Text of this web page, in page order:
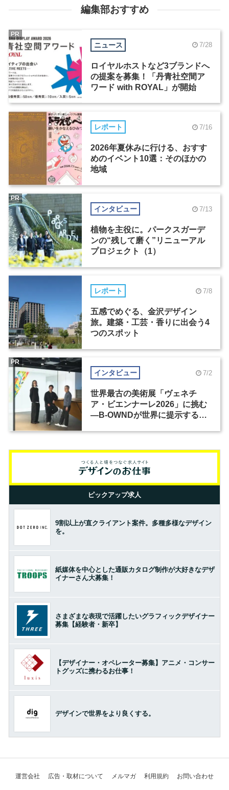
編集部おすすめ
ニュース 7/28
ロイヤルホストなど3ブランドへ
の提案を募集！「丹青社空間ア
ワード with ROYAL」が開始
PR
レポート 7/16
2026年夏休みに行ける、おすす
めのイベント10選：そのほかの
地域
インタビュー 7/13
植物を主役に。パークスガーデ
ンの“残して磨く”リニューアル
プロジェクト（1）
PR
レポート 7/8
五感でめぐる、金沢デザイン
旅。建築・工芸・香りに出会う4
つのスポット
インタビュー 7/2
世界最古の美術展「ヴェネチ
ア・ビエンナーレ2026」に挑む
―B-OWNDが世界に提示する美
PR
ピックアップ求人
9割以上が直クライアント案件。多種多様なデザイン
を。
紙媒体を中心とした通販カタログ制作が大好きなデザ
イナーさん大募集！
さまざまな表現で活躍したいグラフィックデザイナー
募集【経験者・新卒】
【デザイナー・オペレーター募集】アニメ・コンサー
トグッズに携わるお仕事！
デザインで世界をより良くする。
運営会社 広告・取材について メルマガ 利用規約 お問い合わせ